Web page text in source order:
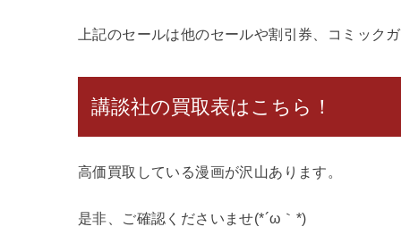
上記のセールは他のセールや割引券、コミック
講談社の買取表はこちら！
高価買取している漫画が沢山あります。
是非、ご確認くださいませ(*´ω｀*)